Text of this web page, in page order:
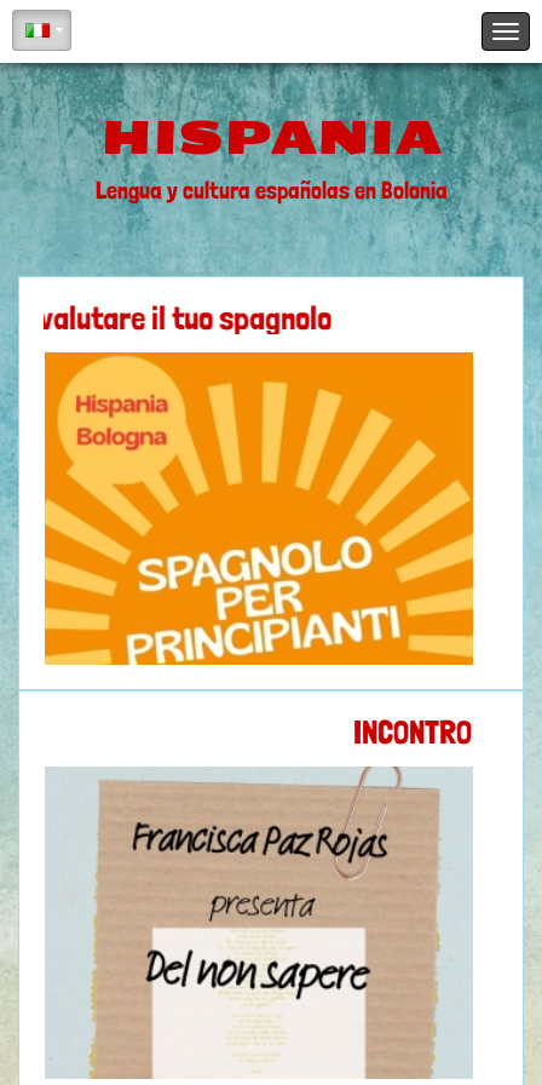
HISPANIA
Lengua y cultura españolas en Bolonia
valutare il tuo spagnolo
INCONTRO CON